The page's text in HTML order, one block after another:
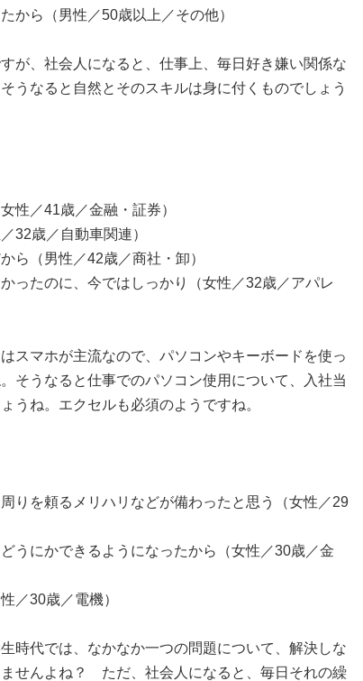
から（男性／50歳以上／その他）
が、社会人になると、仕事上、毎日好き嫌い関係な
うなると自然とそのスキルは身に付くものでしょう
性／41歳／金融・証券）
32歳／自動車関連）
ら（男性／42歳／商社・卸）
ったのに、今ではしっかり（女性／32歳／アパレ
スマホが主流なので、パソコンやキーボードを使っ
そうなると仕事でのパソコン使用について、入社当
うね。エクセルも必須のようですね。
りを頼るメリハリなどが備わったと思う（女性／29
うにかできるようになったから（女性／30歳／金
／30歳／電機）
時代では、なかなか一つの問題について、解決しな
せんよね？ ただ、社会人になると、毎日それの繰